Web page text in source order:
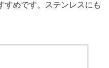
すめです。ステンレスにも